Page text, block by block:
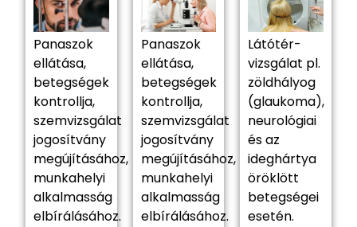
Panaszok
ellátása,
betegségek
kontrollja,
szemvizsgálat
jogosítvány
megújításához,
munkahelyi
alkalmasság
elbírálásához.
Panaszok
ellátása,
betegségek
kontrollja,
szemvizsgálat
jogosítvány
megújításához,
munkahelyi
alkalmasság
elbírálásához.
Látótér-
vizsgálat pl.
zöldhályog
(glaukoma),
neurológiai
és az
ideghártya
öröklött
betegségei
esetén.